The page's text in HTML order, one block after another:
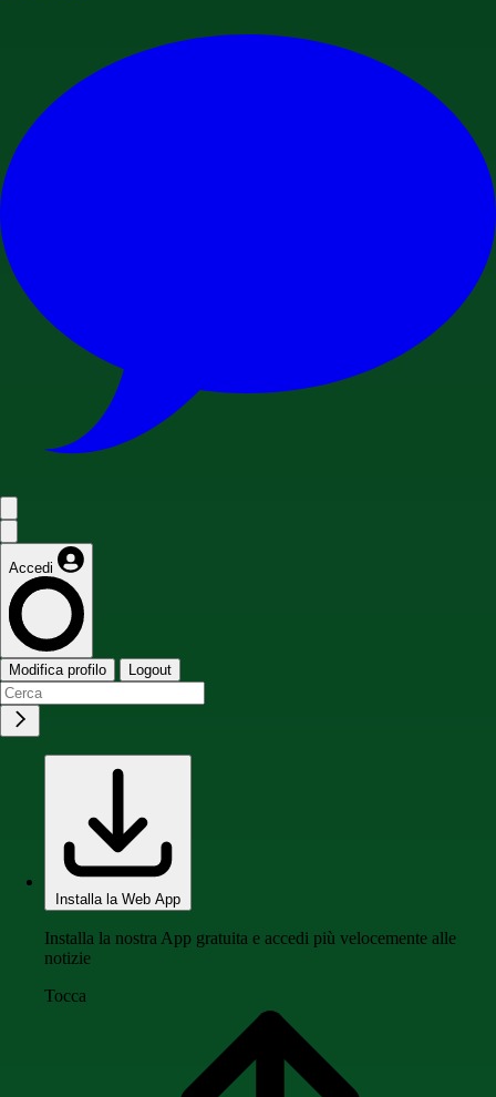
Accedi
Modifica profilo Logout
Installa la Web App
Installa la nostra App gratuita e accedi più velocemente alle
notizie
Tocca